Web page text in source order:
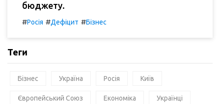
бюджету.
#Росія #Дефіцит #Бізнес
Теги
Бізнес Україна Росія Київ
Європейський Союз Економіка Українці